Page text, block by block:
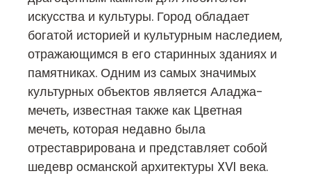
искусства и культуры. Город обладает
богатой историей и культурным наследием,
отражающимся в его старинных зданиях и
памятниках. Одним из самых значимых
культурных объектов является Аладжа-
мечеть, известная также как Цветная
мечеть, которая недавно была
отреставрирована и представляет собой
шедевр османской архитектуры XVI века.